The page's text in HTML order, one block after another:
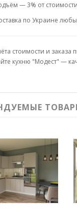
— 3% от
по Украине
стоимости и заказа
кухню "Модест" —